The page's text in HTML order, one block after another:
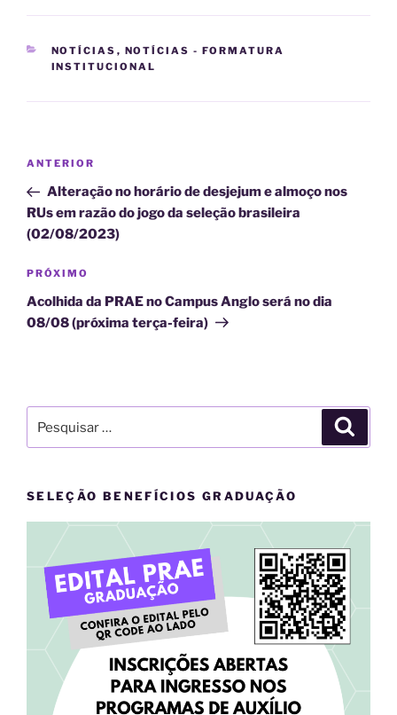
CATEGORIAS
NOTÍCIAS , NOTÍCIAS - FORMATURA
INSTITUCIONAL
Navegação
Post
Post
anterior
ANTERIOR
Alteração no horário de desjejum e almoço nos
RUs em razão do jogo da seleção brasileira
(02/08/2023)
Próximo
post
PRÓXIMO
Acolhida da PRAE no Campus Anglo será no dia
08/08 (próxima terça-feira)
por:
SELEÇÃO BENEFÍCIOS GRADUAÇÃO